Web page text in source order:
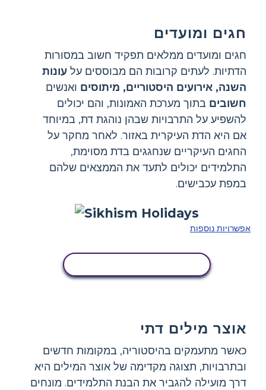
חגים ומועדים
חגים ומועדים ממלאים תפקיד חשוב במסורות
הדתיות. לעתים קרובות הם מבוססים על עונות
השנה, אירועים היסטוריים, מיתוסים ואנשים
חשובים בתוך מערכת האמונות, והם יכולים
להשפיע על התרבויות שבהן נוהגת דת, במיוחד
אם היא הדת העיקרית באזור. לאחר מחקר על
החגים העיקריים שנחגגים בדת מסוימת,
התלמידים יכולים לתעד את הממצאים שלהם
במפת עכבישים.
אפשרויות נוספות
אוצר מילים דתי
כאשר מתעמקים בהיסטוריה, במקומות חדשים
ובתרבויות, תצוגה מקדימה של אוצר המילים היא
דרך מועילה להגביר את הבנת התלמידים. מונחים